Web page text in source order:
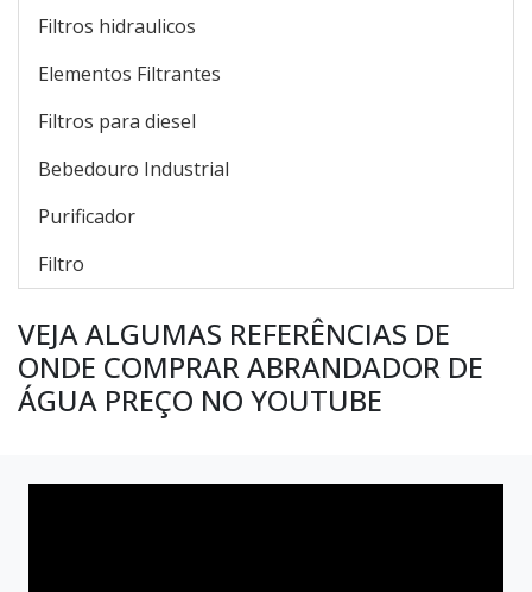
Filtros hidraulicos
Elementos Filtrantes
Filtros para diesel
Bebedouro Industrial
Purificador
Filtro
VEJA ALGUMAS REFERÊNCIAS DE
ONDE COMPRAR ABRANDADOR DE
ÁGUA PREÇO NO YOUTUBE